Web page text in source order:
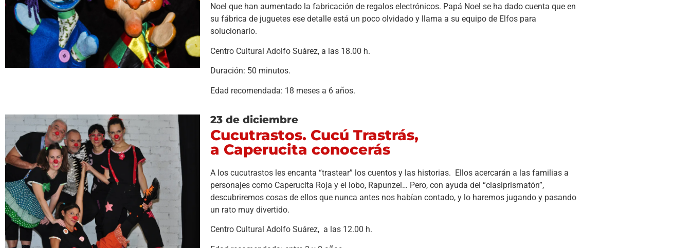
Noel que han aumentado la fabricación de regalos electrónicos. Papá Noel se ha dado cuenta que en
su fábrica de juguetes ese detalle está un poco olvidado y llama a su equipo de Elfos para
solucionarlo.
Centro Cultural Adolfo Suárez, a las 18.00 h.
Duración: 50 minutos.
Edad recomendada: 18 meses a 6 años.
23 de diciembre
Cucutrastos. Cucú Trastrás,
a Caperucita conocerás
A los cucutrastos les encanta “trastear” los cuentos y las historias. Ellos acercarán a las familias a
personajes como Caperucita Roja y el lobo, Rapunzel… Pero, con ayuda del “clasiprismatón”,
descubriremos cosas de ellos que nunca antes nos habían contado, y lo haremos jugando y pasando
un rato muy divertido.
Centro Cultural Adolfo Suárez, a las 12.00 h.